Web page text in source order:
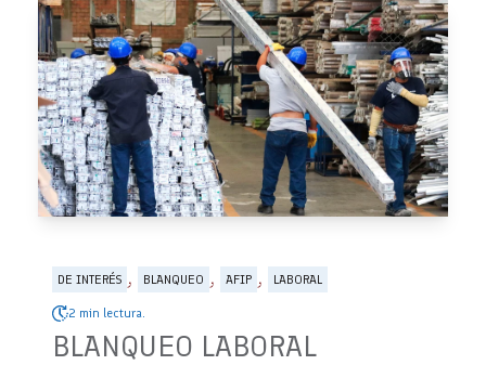
DE INTERÉS , BLANQUEO , AFIP , LABORAL
2 min lectura.
BLANQUEO LABORAL